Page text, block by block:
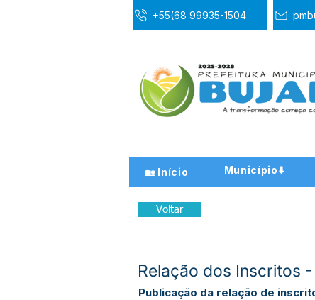
+55(68 99935-1504
🏡 Início Município⬇️
Voltar
Relação dos Inscritos
Publicação da relação de